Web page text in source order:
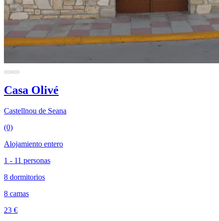
Casa Olivé
Castellnou de Seana
(0)
Alojamiento entero
1 - 11 personas
8 dormitorios
8 camas
23 €